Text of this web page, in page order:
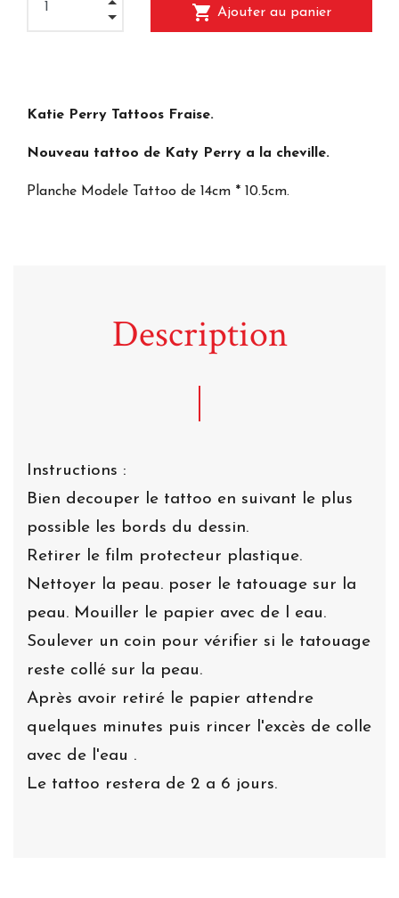
shopping_cart Ajouter au panier
Katie Perry Tattoos Fraise.
Nouveau tattoo de Katy Perry a la cheville.
Planche Modele Tattoo de 14cm * 10.5cm.
Description
Instructions :
Bien decouper le tattoo en suivant le plus
possible les bords du dessin.
Retirer le film protecteur plastique.
Nettoyer la peau. poser le tatouage sur la
peau. Mouiller le papier avec de l eau.
Soulever un coin pour vérifier si le tatouage
reste collé sur la peau.
Après avoir retiré le papier attendre
quelques minutes puis rincer l'excès de colle
avec de l'eau .
Le tattoo restera de 2 a 6 jours.